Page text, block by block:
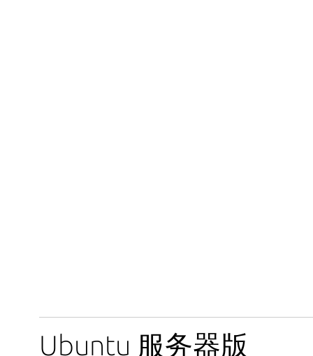
Ubuntu 服务器版